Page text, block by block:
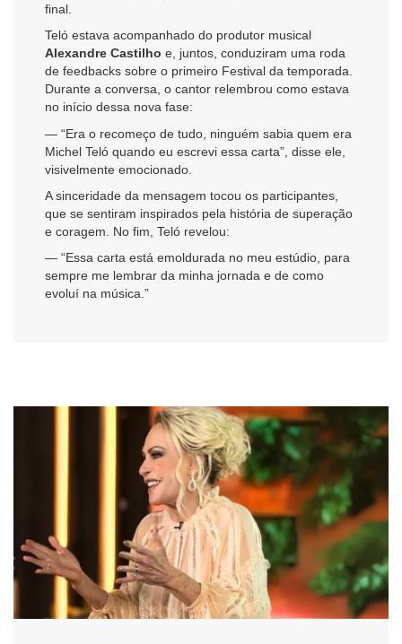
final.
Teló estava acompanhado do produtor musical
Alexandre Castilho e, juntos, conduziram uma roda
de feedbacks sobre o primeiro Festival da temporada.
Durante a conversa, o cantor relembrou como estava
no início dessa nova fase:
— “Era o recomeço de tudo, ninguém sabia quem era
Michel Teló quando eu escrevi essa carta”, disse ele,
visivelmente emocionado.
A sinceridade da mensagem tocou os participantes,
que se sentiram inspirados pela história de superação
e coragem. No fim, Teló revelou:
— “Essa carta está emoldurada no meu estúdio, para
sempre me lembrar da minha jornada e de como
evoluí na música.”